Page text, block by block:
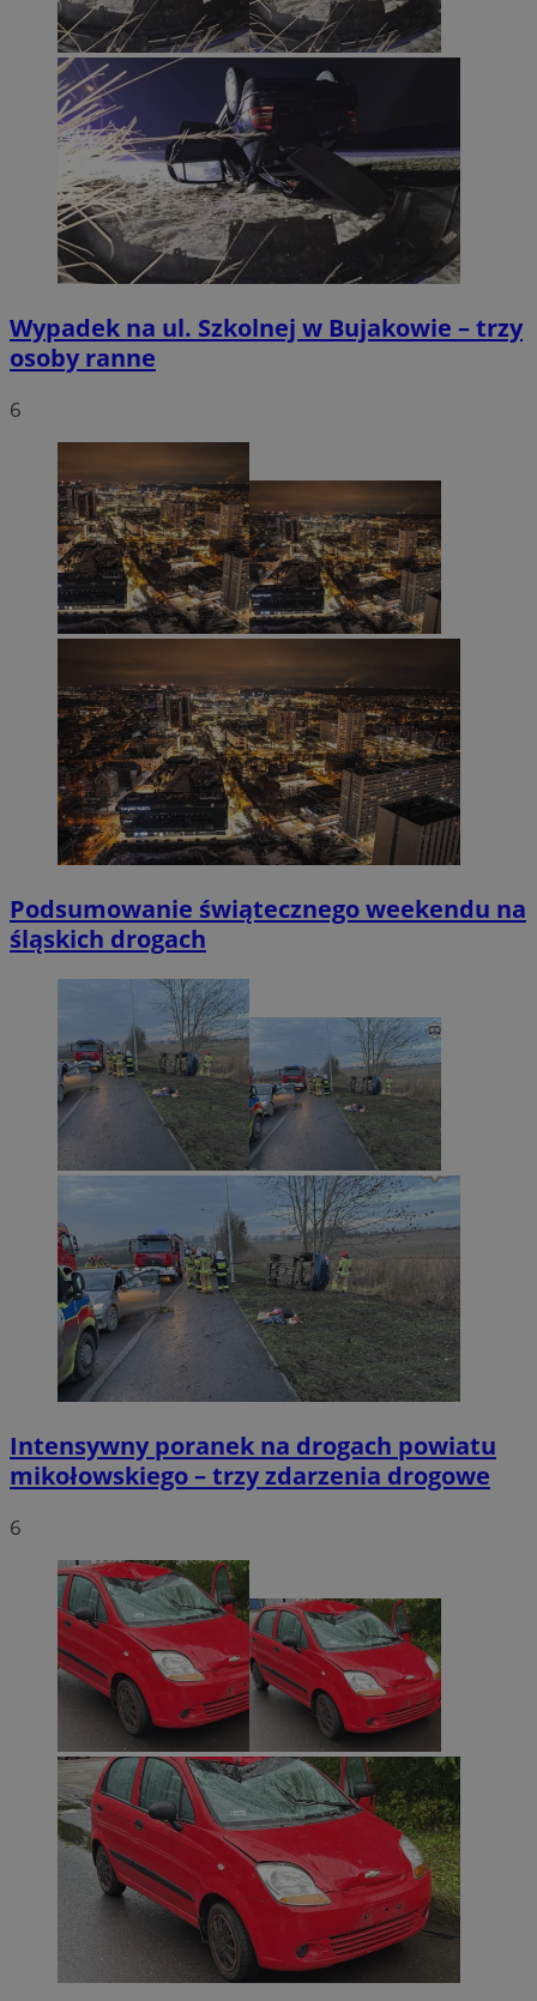
Wypadek na ul. Szkolnej w Bujakowie – trzy
osoby ranne
6
Podsumowanie świątecznego weekendu na
śląskich drogach
Intensywny poranek na drogach powiatu
mikołowskiego – trzy zdarzenia drogowe
6